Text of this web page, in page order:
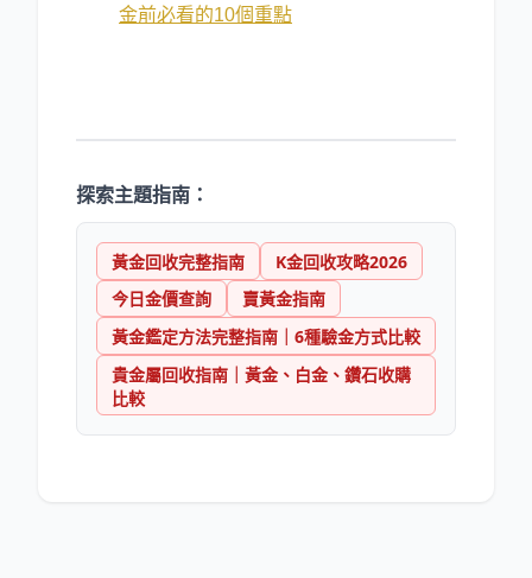
金前必看的10個重點
探索主題指南：
黃金回收完整指南
K金回收攻略2026
今日金價查詢
賣黃金指南
黃金鑑定方法完整指南｜6種驗金方式比較
貴金屬回收指南｜黃金、白金、鑽石收購
比較